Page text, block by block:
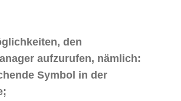
den
aufzurufen, nämlich:
Symbol in der